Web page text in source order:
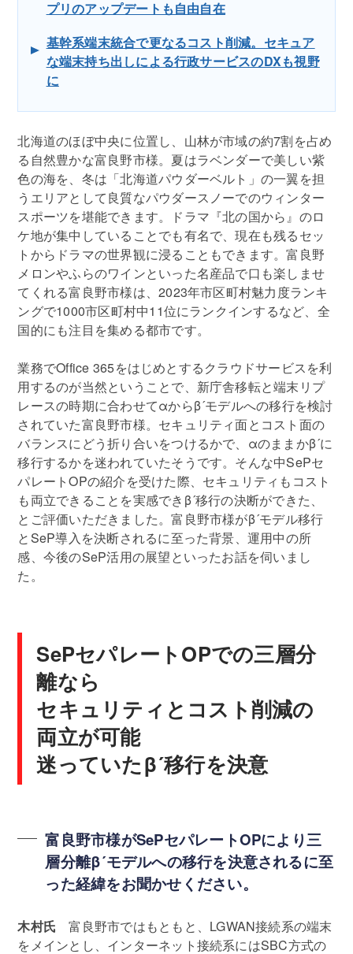
プリのアップデートも自由自在
基幹系端末統合で更なるコスト削減。セキュア
な端末持ち出しによる行政サービスのDXも視野
に
北海道のほぼ中央に位置し、山林が市域の約7割を占め
る自然豊かな富良野市様。夏はラベンダーで美しい紫
色の海を、冬は「北海道パウダーベルト」の一翼を担
うエリアとして良質なパウダースノーでのウィンター
スポーツを堪能できます。ドラマ『北の国から』のロ
ケ地が集中していることでも有名で、現在も残るセッ
トからドラマの世界観に浸ることもできます。富良野
メロンやふらのワインといった名産品で口も楽しませ
てくれる富良野市様は、2023年市区町村魅力度ランキ
ングで1000市区町村中11位にランクインするなど、全
国的にも注目を集める都市です。
業務でOffice 365をはじめとするクラウドサービスを利
用するのが当然ということで、新庁舎移転と端末リプ
レースの時期に合わせてαからβ´モデルへの移行を検討
されていた富良野市様。セキュリティ面とコスト面の
バランスにどう折り合いをつけるかで、αのままかβ´に
移行するかを迷われていたそうです。そんな中SePセ
パレートOPの紹介を受けた際、セキュリティもコスト
も両立できることを実感できβ´移行の決断ができた、
とご評価いただきました。富良野市様がβ´モデル移行
とSeP導入を決断されるに至った背景、運用中の所
感、今後のSeP活用の展望といったお話を伺いまし
た。
SePセパレートOPでの三層分
離なら
セキュリティとコスト削減の
両立が可能
迷っていたβ´移行を決意
富良野市様がSePセパレートOPにより三
層分離β´モデルへの移行を決意されるに至
った経緯をお聞かせください。
木村氏 富良野市ではもともと、LGWAN接続系の端末
をメインとし、インターネット接続系にはSBC方式の